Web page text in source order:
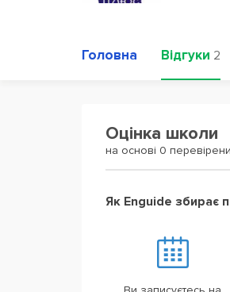
Головна Відгуки 2
Оцінка школи
на основі 0
Як Enguide збирає